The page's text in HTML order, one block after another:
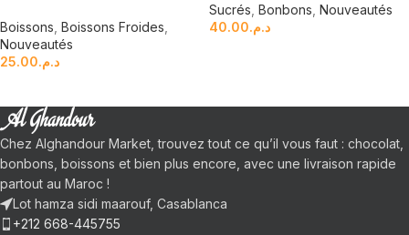
Boissons Boissons Froides
Nouveautés
د.م.25.00
Sucrés Bonbons Nouveautés
د.م.40.00
Chez Alghandour Market, trouvez tout ce qu’il vous faut : chocolat,
bonbons, boissons et bien plus encore, avec une livraison rapide
partout au Maroc !
Lot hamza sidi maarouf, Casablanca
+212 668-445755